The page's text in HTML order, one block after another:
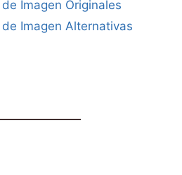
Imagen Originales
Imagen Alternativas